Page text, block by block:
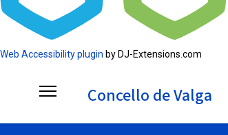
Web Accessibility plugin by DJ-Extensions.com
Concello de Valga